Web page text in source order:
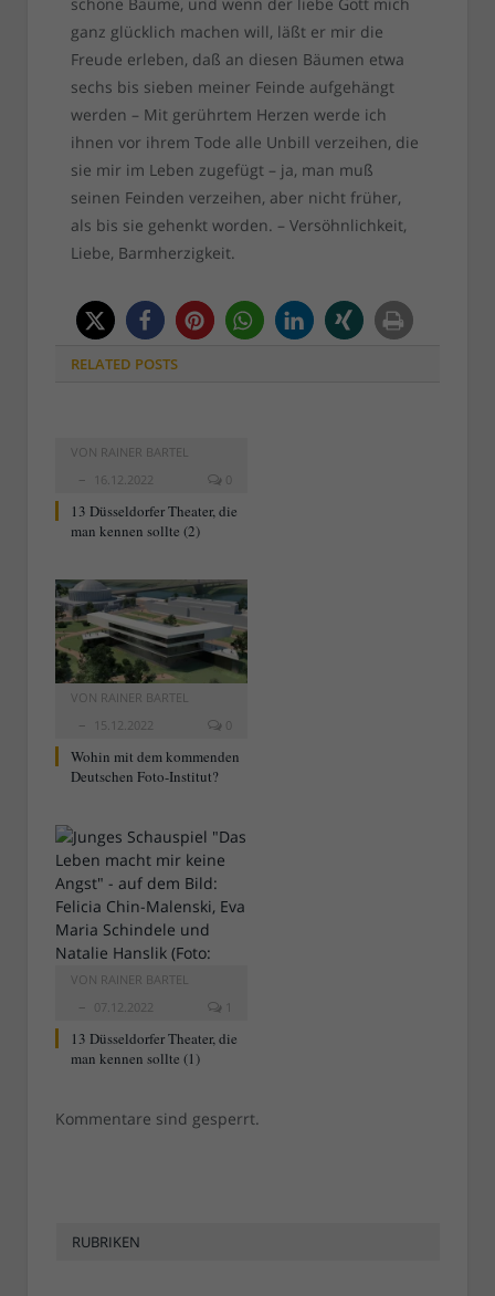
ganz glücklich machen will, läßt er mir die
Freude erleben, daß an diesen Bäumen etwa
sechs bis sieben meiner Feinde aufgehängt
werden – Mit gerührtem Herzen werde ich
ihnen vor ihrem Tode alle Unbill verzeihen, die
sie mir im Leben zugefügt – ja, man muß
seinen Feinden verzeihen, aber nicht früher,
als bis sie gehenkt worden. – Versöhnlichkeit,
Liebe, Barmherzigkeit.
RELATED POSTS
VON RAINER BARTEL
16.12.2022
0
13 Düsseldorfer Theater, die
man kennen sollte (2)
VON RAINER BARTEL
15.12.2022
0
Wohin mit dem kommenden
Deutschen Foto-Institut?
VON RAINER BARTEL
07.12.2022
1
13 Düsseldorfer Theater, die
man kennen sollte (1)
Kommentare sind gesperrt.
RUBRIKEN